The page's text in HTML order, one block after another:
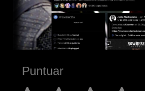
Puntuar